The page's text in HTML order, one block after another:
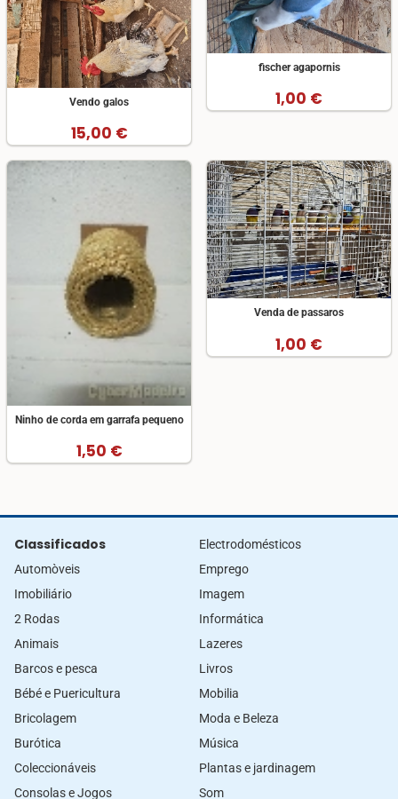
Vendo galos
15,00 €
fischer agapornis
1,00 €
Ninho de corda em garrafa pequeno
1,50 €
Venda de passaros
1,00 €
Classificados
Automòveis
Imobiliário
2 Rodas
Animais
Barcos e pesca
Bébé e Puericultura
Bricolagem
Burótica
Coleccionáveis
Consolas e Jogos
Electrodomésticos
Emprego
Imagem
Informática
Lazeres
Livros
Mobilia
Moda e Beleza
Música
Plantas e jardinagem
Som